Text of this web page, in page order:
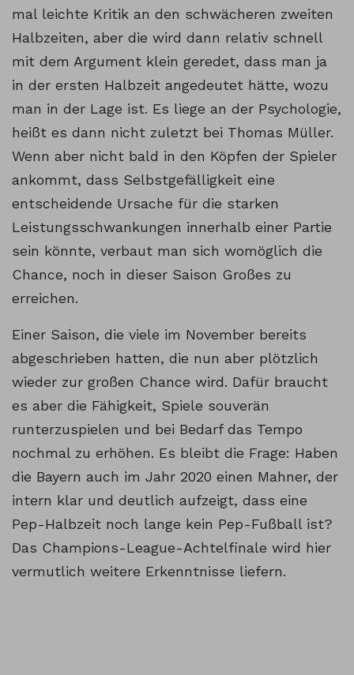
mal leichte Kritik an den schwächeren zweiten
Halbzeiten, aber die wird dann relativ schnell
mit dem Argument klein geredet, dass man ja
in der ersten Halbzeit angedeutet hätte, wozu
man in der Lage ist. Es liege an der Psychologie,
heißt es dann nicht zuletzt bei Thomas Müller.
Wenn aber nicht bald in den Köpfen der Spieler
ankommt, dass Selbstgefälligkeit eine
entscheidende Ursache für die starken
Leistungsschwankungen innerhalb einer Partie
sein könnte, verbaut man sich womöglich die
Chance, noch in dieser Saison Großes zu
erreichen.
Einer Saison, die viele im November bereits
abgeschrieben hatten, die nun aber plötzlich
wieder zur großen Chance wird. Dafür braucht
es aber die Fähigkeit, Spiele souverän
runterzuspielen und bei Bedarf das Tempo
nochmal zu erhöhen. Es bleibt die Frage: Haben
die Bayern auch im Jahr 2020 einen Mahner, der
intern klar und deutlich aufzeigt, dass eine
Pep-Halbzeit noch lange kein Pep-Fußball ist?
Das Champions-League-Achtelfinale wird hier
vermutlich weitere Erkenntnisse liefern.